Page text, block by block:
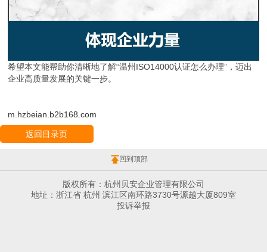
希望本文能帮助你清晰地了解“温州ISO14000认证怎么办理”，迈出
企业高质量发展的关键一步。
m.hzbeian.b2b168.com
返回目录页
回到顶部
版权所有：杭州贝安企业管理有限公司
地址：浙江省 杭州 滨江区南环路3730号源越大厦809室
投诉举报